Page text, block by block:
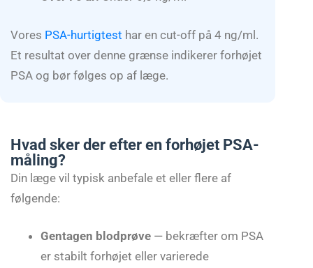
Vores PSA-hurtigtest har en cut-off på 4 ng/ml.
Et resultat over denne grænse indikerer forhøjet
PSA og bør følges op af læge.
Hvad sker der efter en forhøjet PSA-
måling?
Din læge vil typisk anbefale et eller flere af
følgende:
Gentagen blodprøve— bekræfter om PSA
er stabilt forhøjet eller varierede